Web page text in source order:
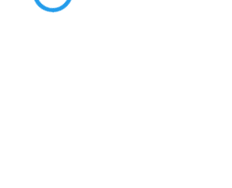
3,50 / 3,60 kW, Energetická